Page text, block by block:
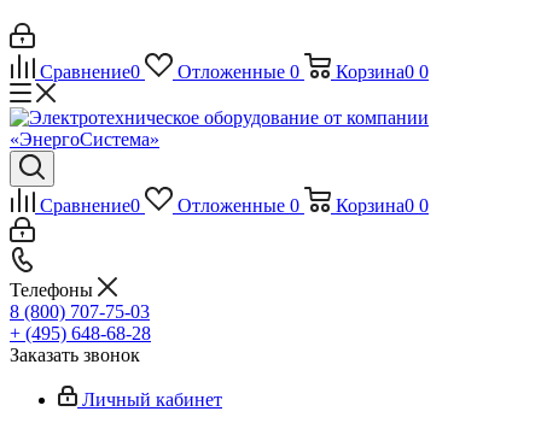
Сравнение0 Отложенные 0 Корзина0 0
Сравнение0 Отложенные 0 Корзина0 0
Телефоны
8 (800) 707-75-03
+ (495) 648-68-28
Заказать звонок
Личный кабинет